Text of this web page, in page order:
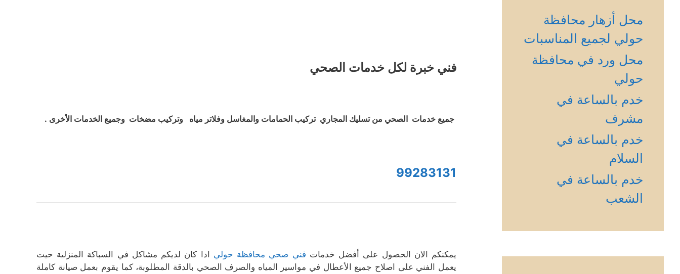
فني خبرة لكل خدمات الصحي
جميع خدمات الصحي من تسليك المجاري تركيب الحمامات والمغاسل وفلاتر مياه وتركيب مضخات وجميع الخدمات الأخرى .
99283131
يمكنكم الان الحصول على أفضل خدمات فني صحي محافظة حولي ادا كان لديكم مشاكل في السباكة المنزلية حيت
يعمل الفني على اصلاح جميع الأعطال في مواسير المياه والصرف الصحي بالدقة المطلوبة، كما يقوم بعمل صيانة كاملة
محل أزهار محافظة
حولي لجميع المناسبات
محل ورد في محافظة
حولي
خدم بالساعة في
مشرف
خدم بالساعة في
السلام
خدم بالساعة في
الشعب